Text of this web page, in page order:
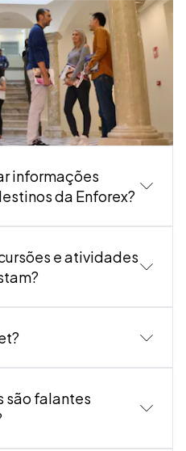
informações
da Enforex?
e atividades
são falantes